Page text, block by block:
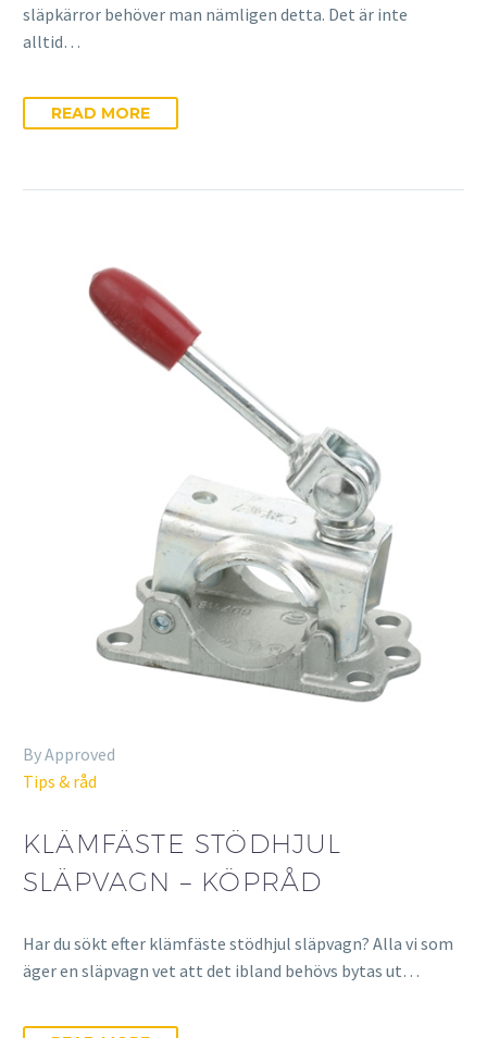
släpkärror behöver man nämligen detta. Det är inte
alltid…
READ MORE
By Approved
Tips & råd
KLÄMFÄSTE STÖDHJUL
SLÄPVAGN – KÖPRÅD
Har du sökt efter klämfäste stödhjul släpvagn? Alla vi som
äger en släpvagn vet att det ibland behövs bytas ut…